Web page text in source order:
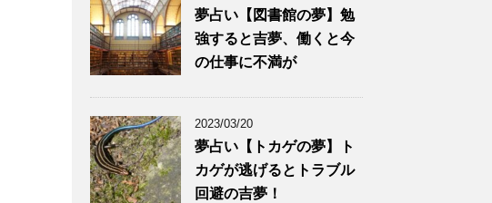
夢占い【図書館の夢】勉
強すると吉夢、働くと今
の仕事に不満が
2023/03/20
夢占い【トカゲの夢】ト
カゲが逃げるとトラブル
回避の吉夢！